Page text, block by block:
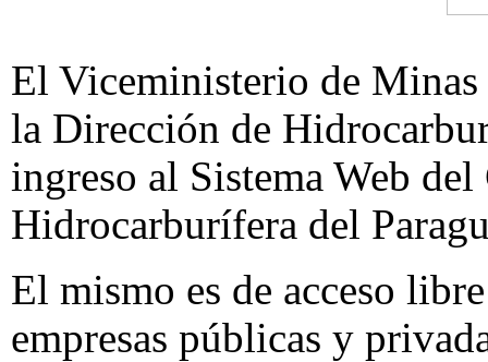
El Viceministerio de
la Dirección de
ingreso al Sistema Web
Hidrocarburífera del
El mismo es de acceso
empresas públicas y